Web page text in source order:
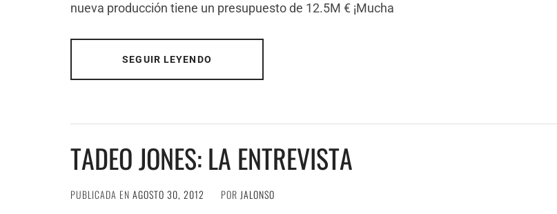
nueva producción tiene un presupuesto de 12.5M € ¡Mucha
SEGUIR LEYENDO
TADEO JONES: LA ENTREVISTA
PUBLICADA EN AGOSTO 30, 2012 POR JALONSO